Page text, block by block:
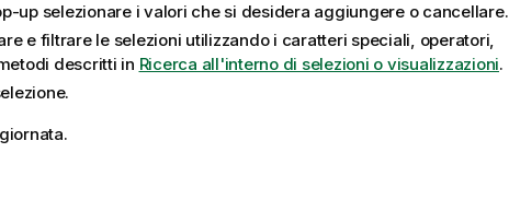
up selezionare i valori che si desidera aggiungere o cancellare.
e filtrare le selezioni utilizzando i caratteri speciali, operatori,
descritti in Ricerca all'interno di selezioni o visualizzazioni.